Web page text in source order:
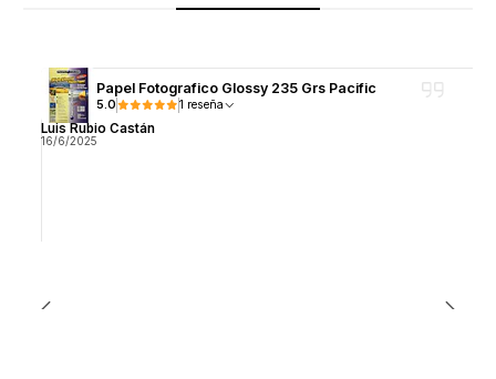
Papel Fotografico Glossy 235 Grs Pacific
5.0 1 reseña
Luis Rubio Castán
16/6/2025